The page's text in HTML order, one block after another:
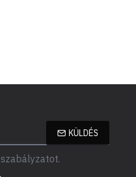
KÜLDÉS
szabályzatot.